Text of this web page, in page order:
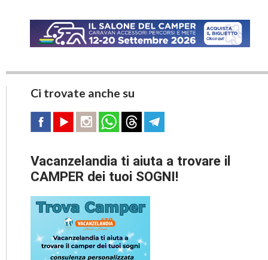
Ci trovate anche su
Vacanzelandia ti aiuta a trovare il
CAMPER dei tuoi SOGNI!